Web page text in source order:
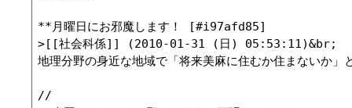
**月曜日にお邪魔します！ [#i97afd85]
>[[社会科係]] (2010-01-31 (日) 05:53:11)&br;
地理分野の身近な地域で「将来美麻に住むか住まないか
//